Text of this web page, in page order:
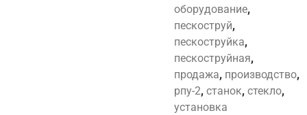
оборудование,
пескоструй,
пескоструйка,
пескоструйная,
продажа, производство,
рпу-2, станок, стекло,
установка